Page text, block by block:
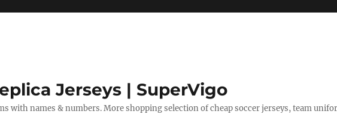
Jerseys | SuperVigo
with names & numbers. More shopping selection of cheap soccer jerseys, team